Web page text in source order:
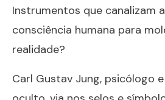
Instrumentos que canalizam
consciência humana para
realidade?
Carl Gustav Jung, psicólogo